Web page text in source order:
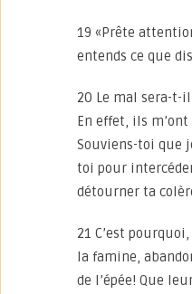
19 «Prête
entends ce que
20 Le mal sera-t-
En effet, ils
Souviens-toi que
toi pour
détourner ta
21 C’est
la famine,
de l’épée! Que